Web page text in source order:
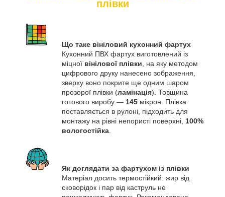
плівки
Що таке вініловий кухонний фартух
Кухонний ПВХ фартух виготовлений із
міцної вінілової плівки, на яку методом
цифрового друку нанесено зображення,
зверху воно покрите ще одним шаром
прозорої плівки (ламінація). Товщина
готового виробу — 145 мікрон. Плівка
поставляється в рулоні, підходить для
монтажу на рівні непористі поверхні, 100%
вологостійка.
Як доглядати за фартухом із плівки
Матеріал досить термостійкий: жир від
сковорідок і пар від каструль не